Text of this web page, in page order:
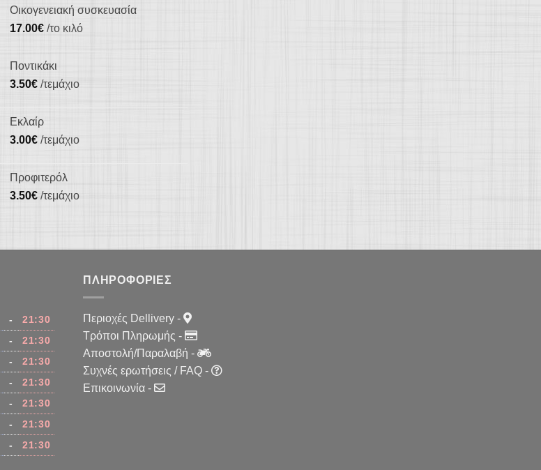
Οικογενειακή συσκευασία
17.00€ /το κιλό
Ποντικάκι
3.50€ /τεμάχιο
Εκλαίρ
3.00€ /τεμάχιο
Προφιτερόλ
3.50€ /τεμάχιο
-
21:30
-
21:30
-
21:30
-
21:30
-
21:30
-
21:30
- 21:30
ΠΛΗΡΟΦΟΡΊΕΣ
Περιοχές Dellivery -
Τρόποι Πληρωμής -
Αποστολή/Παραλαβή -
Συχνές ερωτήσεις / FAQ -
Επικοινωνία -